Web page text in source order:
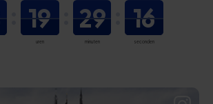
19
uren
29
minuten
15
seconden